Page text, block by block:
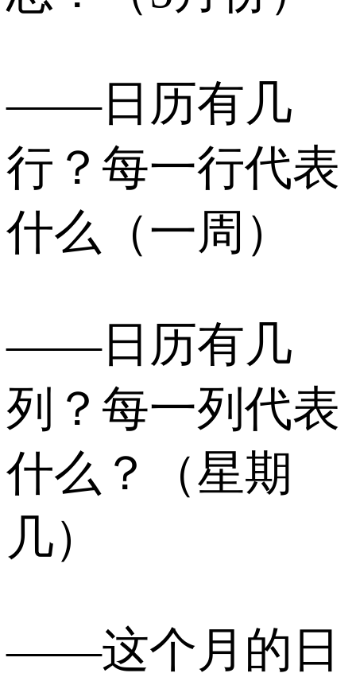
——日历有几
行？每一行代表
什么（一周）
——日历有几
列？每一列代表
什么？（星期
几）
——这个月的日